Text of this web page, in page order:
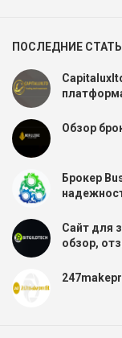
ПОСЛЕДНИЕ
Обзор
Брокер
Сайт для
обзор,